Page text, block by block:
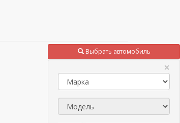
Выбрать автомобиль
×